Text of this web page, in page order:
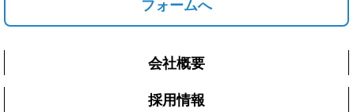
フォームへ
会社概要
採用情報